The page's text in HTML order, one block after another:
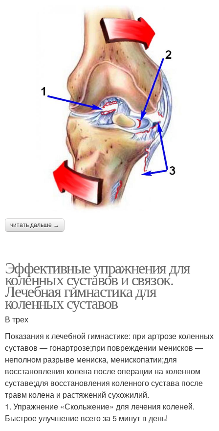
читать дальше →
Эффективные упражнения для
коленных суставов и связок.
Лечебная гимнастика для
коленных суставов
В трех
Показания к лечебной гимнастике: при артрозе коленных
суставов — гонартрозе;при повреждении менисков —
неполном разрыве мениска, менископатии;для
восстановления колена после операции на коленном
суставе;для восстановления коленного сустава после
травм колена и растяжений сухожилий.
1. Упражнение «Скольжение» для лечения коленей.
Быстрое улучшение всего за 5 минут в день!